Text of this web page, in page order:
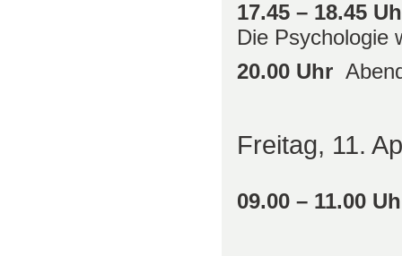
17.45 – 18.45
Die Psychologie
20.00 Uhr
Freitag, 11.
09.00 – 11.00